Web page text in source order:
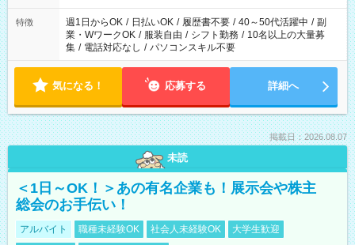
特徴 週1日からOK / 日払いOK / 履歴書不要 / 40～50代活躍中 / 副
業・WワークOK / 服装自由 / シフト勤務 / 10名以上の大量募
集 / 電話対応なし / パソコンスキル不要
気になる！ 応募する 詳細へ
掲載日：2026.08.07
未読
＜1日～OK！＞あの有名企業も！展示会や株主
総会のお手伝い！
アルバイト 職種未経験OK 社会人未経験OK
大学生歓迎